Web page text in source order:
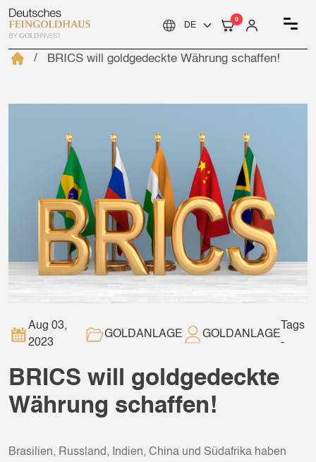
0
BRICS will goldgedeckte Währung schaffen!
Aug 03,
2023
GOLDANLAGE GOLDANLAGE
Tags
-
BRICS will goldgedeckte
Währung schaffen!
Brasilien, Russland, Indien, China und Südafrika haben